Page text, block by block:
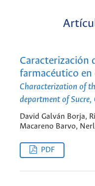
Caracterización
farmacéutico en
Characterization of
department of Sucre,
David Galván Borja,
Macareno Barvo,
PDF